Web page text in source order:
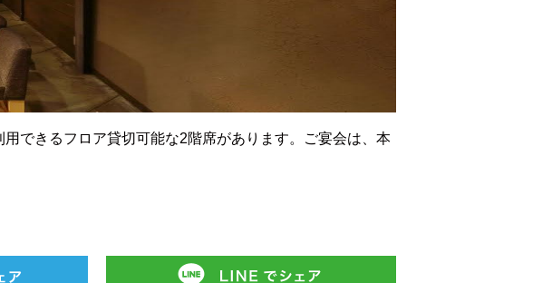
できるフロア貸切可能な2階席があります。ご宴会は、本